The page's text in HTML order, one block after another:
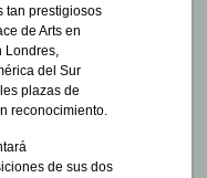
tan prestigiosos
de Arts en
Londres,
del Sur
plazas de
reconocimiento.
de sus dos